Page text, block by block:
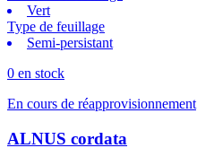
Vert
Type de feuillage
Semi-persistant
0 en stock
En cours de réapprovisionnement
ALNUS cordata